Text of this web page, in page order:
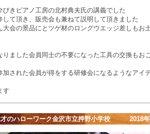
びきピアノ工房の北村典夫氏の講義でした
して頂き、販売会も兼ねて説明して頂きました
大会の景品にとツゲ材のロングウエッジ差しもお
りました会員同士の不要になった工具の交換もお
加された会員が得をする研修会になるようなアイ
す
才のハローワーク金沢市立押野小学校 2018年